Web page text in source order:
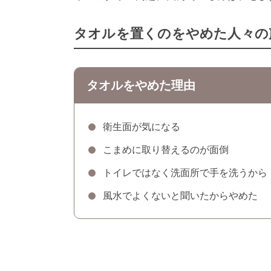
タオルを置くのをやめた人々
タオルをやめた理由
衛生面が気になる
こまめに取り替えるのが面倒
トイレではなく洗面所で手を洗うから
風水でよくないと聞いたからやめた